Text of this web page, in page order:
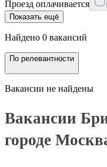
Проезд оплачивается
Показать ещё
Найдено 0 вакансий
По релевантности
Вакансии не найдены
Вакансии
городе